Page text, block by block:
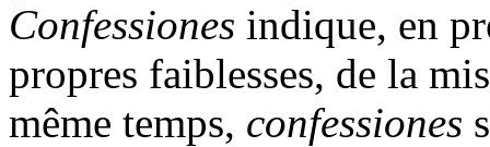
Confessiones indique, en
propres faiblesses, de la
même temps, confessiones